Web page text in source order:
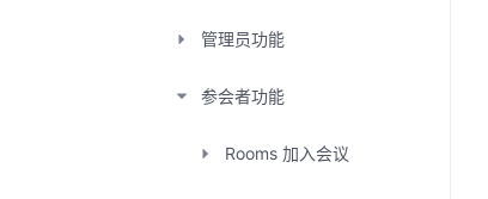
管理员功能
参会者功能
Rooms 加入会议